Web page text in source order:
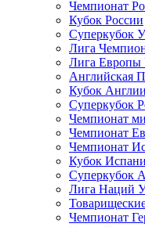
Чемпионат
Кубок России
Суперкубок
Лига
Лига
Английская
Кубок Англии
Суперкубок
Чемпионат
Чемпионат
Чемпионат
Кубок
Суперкубок
Лига Наций
Чемпионат